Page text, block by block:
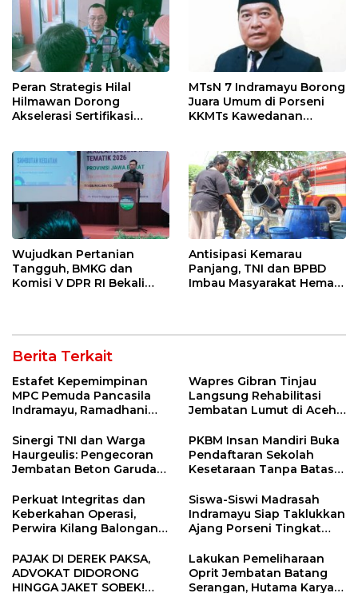
Peran Strategis Hilal
Hilmawan Dorong
Akselerasi Sertifikasi
Indramayu
MTsN 7 Indramayu Borong
Juara Umum di Porseni
KKMTs Kawedanan
Wujudkan Pertanian
Tangguh, BMKG dan
Komisi V DPR RI Bekali
Antisipasi Kemarau
Panjang, TNI dan BPBD
Imbau Masyarakat Hemat
Berita Terkait
Estafet Kepemimpinan
MPC Pemuda Pancasila
Indramayu, Ramadhani
Pimpin Organisasi Lewat
Muscablub
Wapres Gibran Tinjau
Langsung Rehabilitasi
Jembatan Lumut di Aceh
Konektivitas Pulih Cepat
Sinergi TNI dan Warga
Haurgeulis: Pengecoran
Jembatan Beton Garuda
PKBM Insan Mandiri Buka
Pendaftaran Sekolah
Kesetaraan Tanpa Batas
Perkuat Integritas dan
Keberkahan Operasi,
Perwira Kilang Balongan
Siswa-Siswi Madrasah
Indramayu Siap Taklukkan
Ajang Porseni Tingkat
PAJAK DI DEREK PAKSA,
ADVOKAT DIDORONG
HINGGA JAKET SOBEK!
Lakukan Pemeliharaan
Oprit Jembatan Batang
Serangan, Hutama Karya